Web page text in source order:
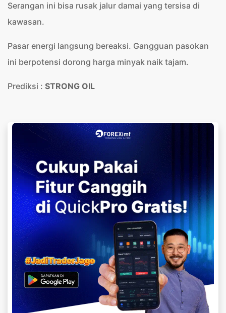
Serangan ini bisa rusak jalur damai yang tersisa di
kawasan.
Pasar energi langsung bereaksi. Gangguan pasokan
ini berpotensi dorong harga minyak naik tajam.
Prediksi : STRONG OIL